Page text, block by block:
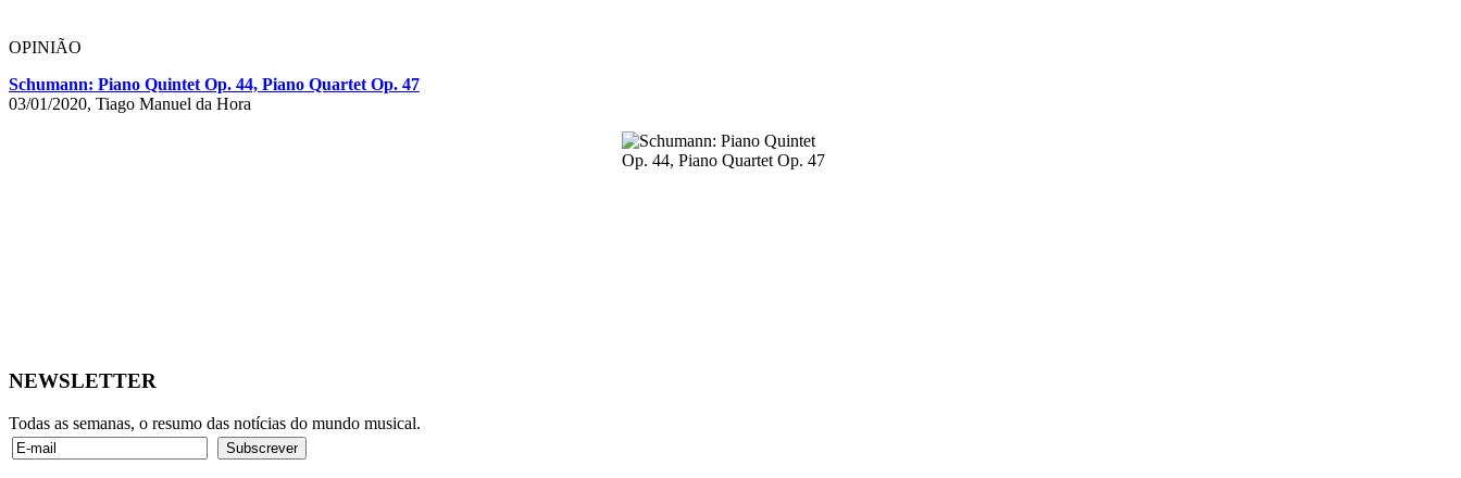
OPINIÃO
Schumann: Piano Quintet Op. 44, Piano Quartet Op. 47
03/01/2020, Tiago Manuel da Hora
NEWSLETTER
Todas as semanas, o resumo das notícias do mundo musical.